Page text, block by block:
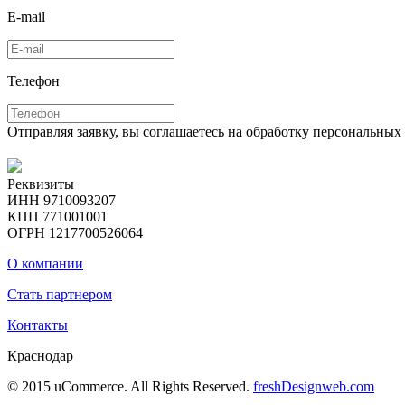
E-mail
Телефон
Отправляя заявку, вы соглашаетесь на обработку
Реквизиты
ИНН 9710093207
КПП 771001001
ОГРН 1217700526064
О компании
Стать партнером
Контакты
Краснодар
© 2015 uCommerce. All Rights Reserved. freshDesignweb.com